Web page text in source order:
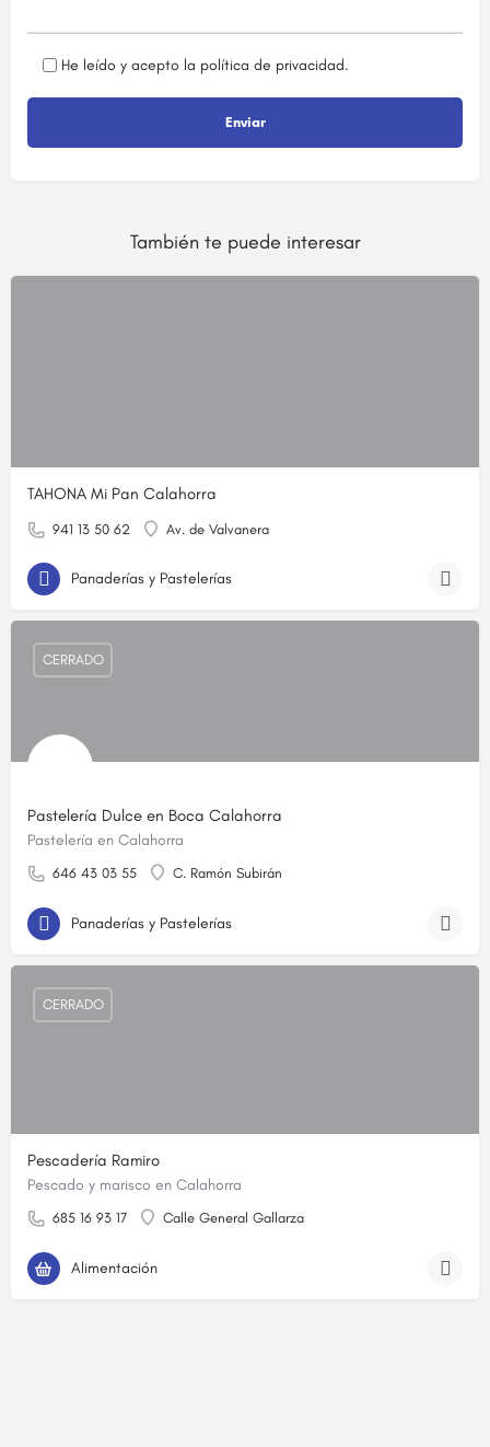
He leído y acepto la política de privacidad.
También te puede interesar
TAHONA Mi Pan Calahorra
941 13 50 62 Av. de Valvanera
Panaderías y Pastelerías
Pastelería Dulce en Boca Calahorra
Pastelería en Calahorra
646 43 03 55 C. Ramón Subirán
CERRADO
Panaderías y Pastelerías
Pescadería Ramiro
Pescado y marisco en Calahorra
685 16 93 17 Calle General Gallarza
CERRADO
Alimentación